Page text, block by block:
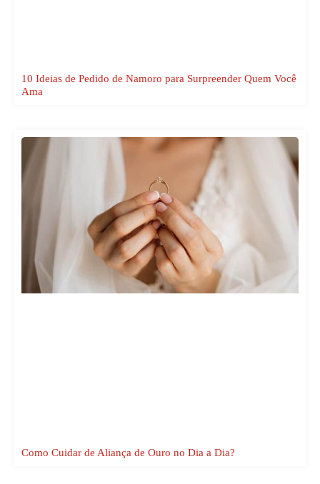
10 Ideias de Pedido de Namoro para Surpreender Quem Você
Ama
Como Cuidar de Aliança de Ouro no Dia a Dia?